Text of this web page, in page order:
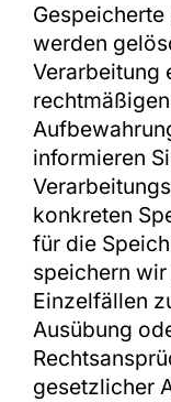
werden
Verarbeitung
informieren
konkreten
für die
speichern
Einzelfällen
Ausübung
gesetzlicher